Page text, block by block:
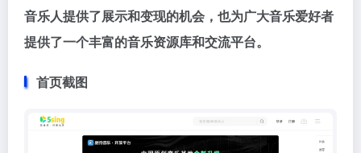
音乐人提供了展示和变现的机会，也为广大音乐爱好者
提供了一个丰富的音乐资源库和交流平台。
首页截图